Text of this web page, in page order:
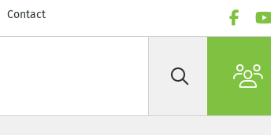
Contact
Rechercher